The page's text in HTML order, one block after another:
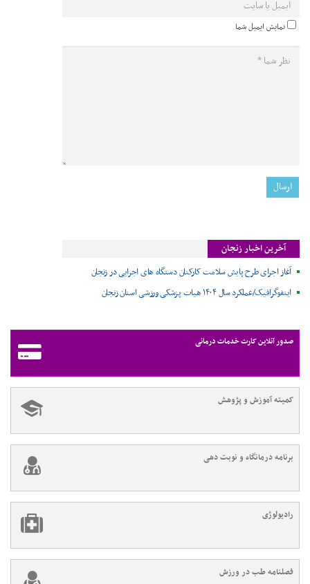
نمایش ایمیل شما
آخرین اخبار زنجان
آغاز اجرای طرح پایش سلامت کارکنان دستگاه های اجرایی در زنجان
اینفوگرافیک/عملکرد سال ۱۴۰۴ هیات پزشکی ورزشی استان زنجان
صدور آنلاین کارت خدمات درمانی
کمیته آموزش و پژوهش
برنامه درمانگاه و نوبت دهی
رادیولوژی
فصلنامه طب در ورزش